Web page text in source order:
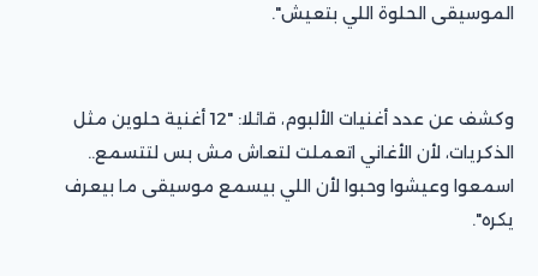
الموسيقى الحلوة اللي بتعيش".
وكشف عن عدد أغنيات الألبوم، قائلا: "12 أغنية حلوين مثل
الذكريات، لأن الأغاني اتعملت لتعاش مش بس لتتسمع..
اسمعوا وعيشوا وحبوا لأن اللي بيسمع موسيقى ما بيعرف
يكره".